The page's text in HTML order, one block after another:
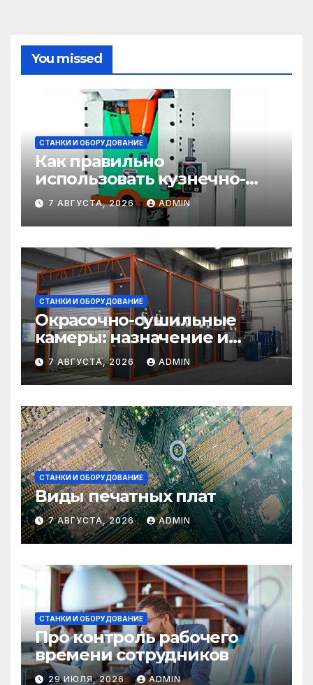
You missed
СТАНКИ И ОБОРУДОВАНИЕ
Как правильно
использовать кузнечно-
прессовое оборудование
7 АВГУСТА, 2026 ADMIN
СТАНКИ И ОБОРУДОВАНИЕ
Окрасочно-сушильные
камеры: назначение и
области применения
7 АВГУСТА, 2026 ADMIN
СТАНКИ И ОБОРУДОВАНИЕ
Виды печатных плат
7 АВГУСТА, 2026 ADMIN
СТАНКИ И ОБОРУДОВАНИЕ
Про контроль рабочего
времени сотрудников
29 ИЮЛЯ, 2026 ADMIN